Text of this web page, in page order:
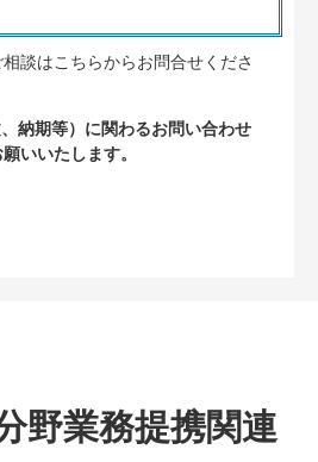
談はこちらからお問合せくださ
納期等）に関わるお問い合わせ
いいたします。
野業務提携関連